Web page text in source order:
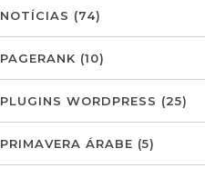
NOTÍCIAS (74)
PAGERANK (10)
PLUGINS WORDPRESS (25)
PRIMAVERA ÁRABE (5)